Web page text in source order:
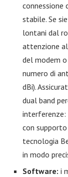
connessione
stabile. Se
lontani dal
attenzione
del modem
numero di
dBi).
dual band
interferenze:
con
tecnologia
in modo
Software: i